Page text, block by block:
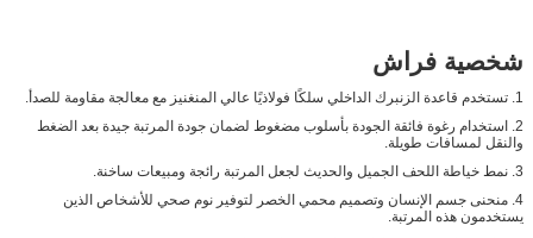
شخصية فراش
1. تستخدم قاعدة الزنبرك الداخلي سلكًا فولاذيًا عالي المنغنيز مع معالجة مقاومة للصدأ.
2. استخدام رغوة فائقة الجودة بأسلوب مضغوط لضمان جودة المرتبة جيدة بعد الضغط
والنقل لمسافات طويلة.
3. نمط خياطة اللحف الجميل والحديث لجعل المرتبة رائجة ومبيعات ساخنة.
4. منحنى جسم الإنسان وتصميم محمي الخصر لتوفير نوم صحي للأشخاص الذين
يستخدمون هذه المرتبة.